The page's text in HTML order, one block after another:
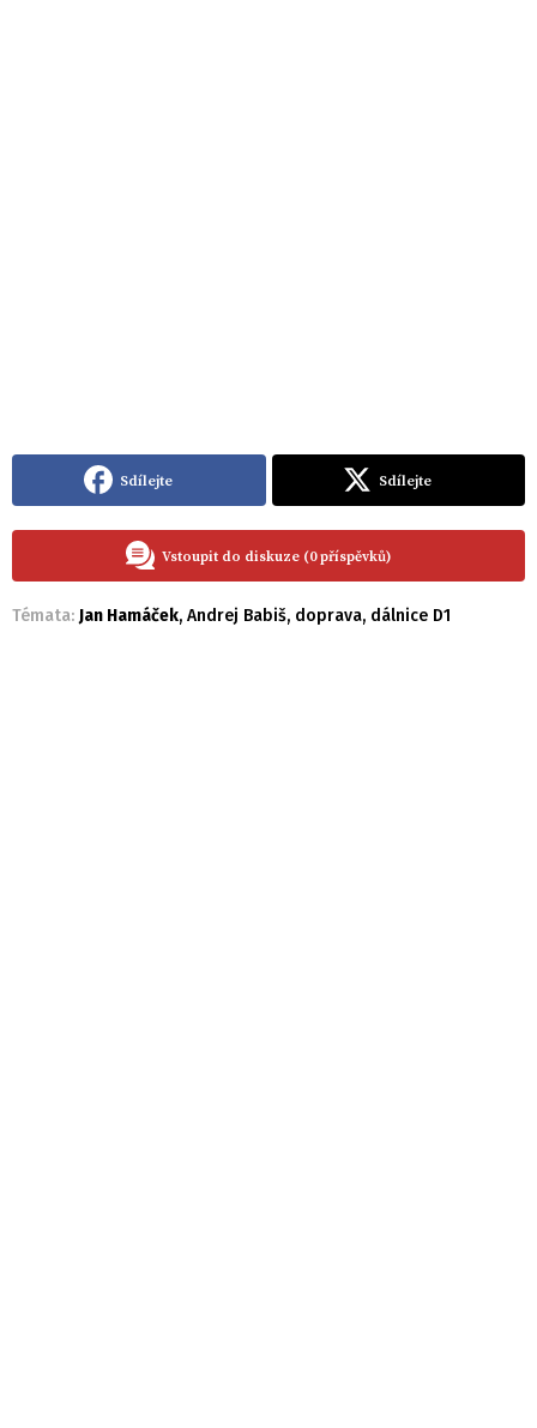
Sdílejte Sdílejte
Vstoupit do diskuze (0 příspěvků)
Témata: Jan Hamáček, Andrej Babiš, doprava, dálnice D1